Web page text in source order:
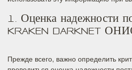
1. Оценка надежности
KRAKEN DARKNET
Прежде всего, важно определить